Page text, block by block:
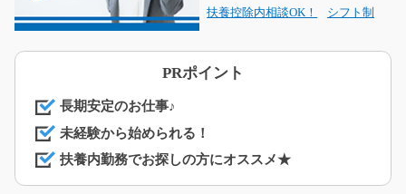
扶養控除内相談OK！ シフト制
PRポイント
長期安定のお仕事♪
未経験から始められる！
扶養内勤務でお探しの方にオススメ★